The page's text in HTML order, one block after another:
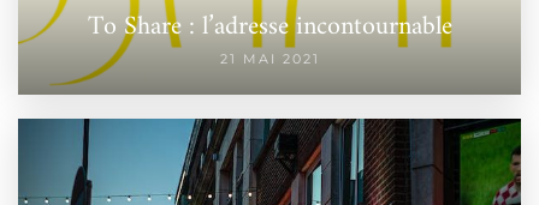
To Share : l’adresse incontournable
21 MAI 2021